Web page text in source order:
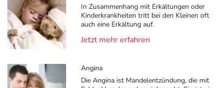
In Zusammenhang mit Erkältungen oder
Kinderkrankheiten tritt bei den Kleinen oft
auch eine Erkältung auf.
Jetzt mehr erfahren
Angina
Die Angina ist Mandelentzündung, die mit